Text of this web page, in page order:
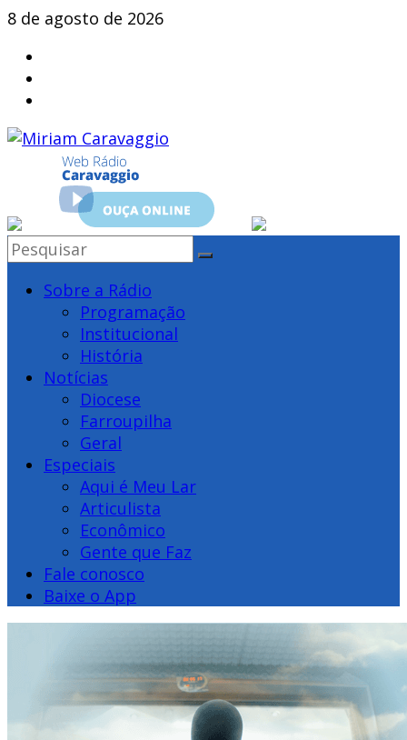
Skip
content
8 de agosto de 2026
Miriam
Caravaggio
Farroupilha
Sobre a Rádio
Programação
Institucional
História
Notícias
Diocese
Farroupilha
Geral
Especiais
Aqui é Meu Lar
Articulista
Econômico
Gente que Faz
Fale conosco
Baixe o App